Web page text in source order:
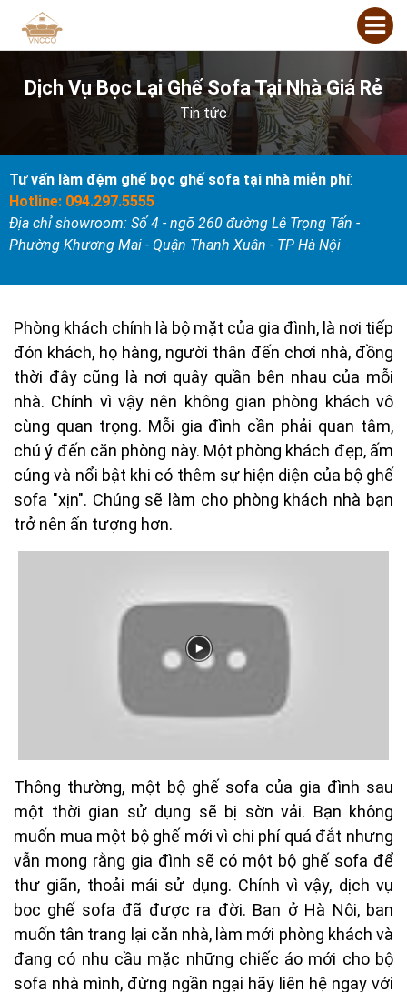
Dịch Vụ Bọc Lại Ghế Sofa Tại Nhà Giá Rẻ
Tin tức
Tư vấn làm đệm ghế bọc ghế sofa tại nhà miễn phí:
Hotline: 094.297.5555
Địa chỉ showroom: Số 4 - ngõ 260 đường Lê Trọng Tấn -
Phường Khương Mai - Quận Thanh Xuân - TP Hà Nội
Phòng khách chính là bộ mặt của gia đình, là nơi tiếp
đón khách, họ hàng, người thân đến chơi nhà, đồng
thời đây cũng là nơi quây quần bên nhau của mỗi
nhà. Chính vì vậy nên không gian phòng khách vô
cùng quan trọng. Mỗi gia đình cần phải quan tâm,
chú ý đến căn phòng này. Một phòng khách đẹp, ấm
cúng và nổi bật khi có thêm sự hiện diện của bộ ghế
sofa "xịn". Chúng sẽ làm cho phòng khách nhà bạn
trở nên ấn tượng hơn.
Thông thường, một bộ ghế sofa của gia đình sau
một thời gian sử dụng sẽ bị sờn vải. Bạn không
muốn mua một bộ ghế mới vì chi phí quá đắt nhưng
vẫn mong rằng gia đình sẽ có một bộ ghế sofa để
thư giãn, thoải mái sử dụng. Chính vì vậy, dịch vụ
bọc ghế sofa đã được ra đời. Bạn ở Hà Nội, bạn
muốn tân trang lại căn nhà, làm mới phòng khách và
đang có nhu cầu mặc những chiếc áo mới cho bộ
sofa nhà mình, đừng ngần ngại hãy liên hệ ngay với